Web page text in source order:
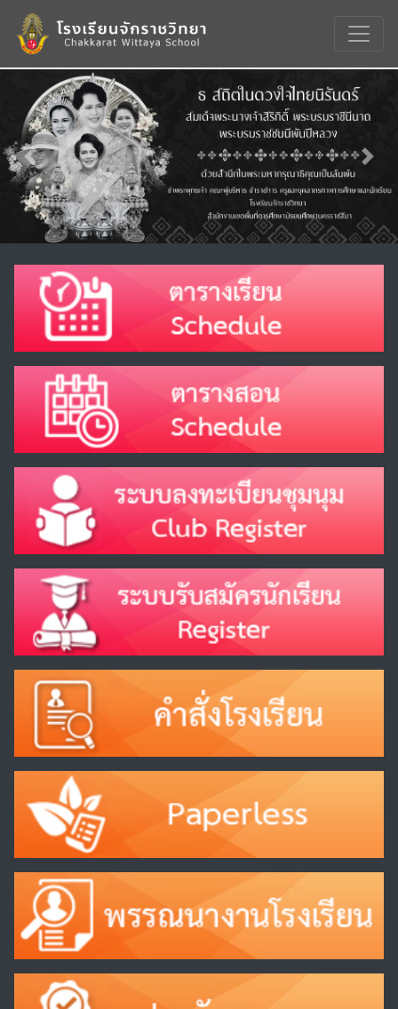
Previous Next